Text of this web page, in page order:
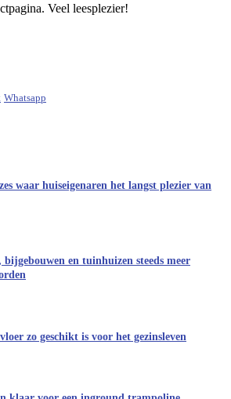
Veel leesplezier!
Whatsapp
waar huiseigenaren het langst plezier van
bijgebouwen en tuinhuizen steeds meer
zo geschikt is voor het gezinsleven